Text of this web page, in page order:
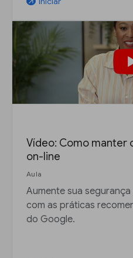
Vídeo: Como manter
on-line
Aula
Aumente sua
com as práticas
do Google.